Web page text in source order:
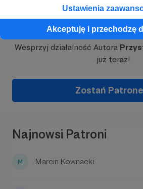
Ustawienia
Akceptuję i przechodzę
Magazyn jest projektem
zamawiamy, współpracujemy z
Ich liczba przekroczyła już
wśród nich zawodowych
połowa to osoby, które na co
zupełnie innych dziedzinach.
natomiast jedno - miłość do
i ciekawy jest
Dołącz do grona
Wesprzyj działalność Autora
już teraz!
Zostań
Najnowsi Patroni
Marcin Kownacki